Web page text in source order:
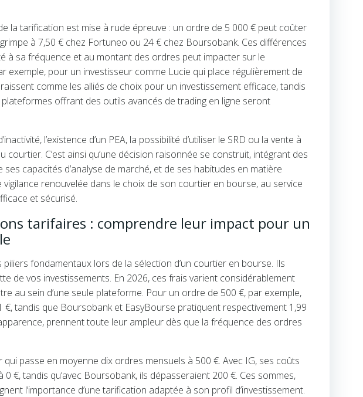
la tarification est mise à rude épreuve : un ordre de 5 000 € peut coûter
à 7,50 € chez Fortuneo ou 24 € chez Boursobank. Ces différences
à sa fréquence et au montant des ordres peut impacter sur le
exemple, pour un investisseur comme Lucie qui place régulièrement de
comme les alliés de choix pour un investissement efficace, tandis
offrant des outils avancés de trading en ligne seront
l’existence d’un PEA, la possibilité d’utiliser le SRD ou la vente à
C’est ainsi qu’une décision raisonnée se construit, intégrant des
capacités d’analyse de marché, et de ses habitudes en matière
vigilance renouvelée dans le choix de son courtier en bourse, au service
et sécurisé.
tarifaires : comprendre leur impact pour un
fondamentaux lors de la sélection d’un courtier en bourse. Ils
de vos investissements. En 2026, ces frais varient considérablement
au sein d’une seule plateforme. Pour un ordre de 500 €, par exemple,
€, tandis que Boursobank et EasyBourse pratiquent respectivement 1,99
prennent toute leur ampleur dès que la fréquence des ordres
qui passe en moyenne dix ordres mensuels à 500 €. Avec IG, ses coûts
€, tandis qu’avec Boursobank, ils dépasseraient 200 €. Ces sommes,
l’importance d’une tarification adaptée à son profil d’investissement.